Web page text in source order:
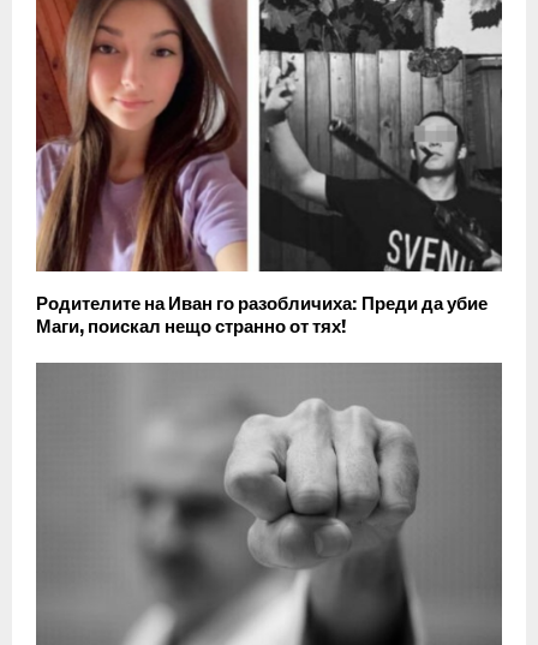
Родителите на Иван го разобличиха: Преди да убие
Маги, поискал нещо странно от тях!